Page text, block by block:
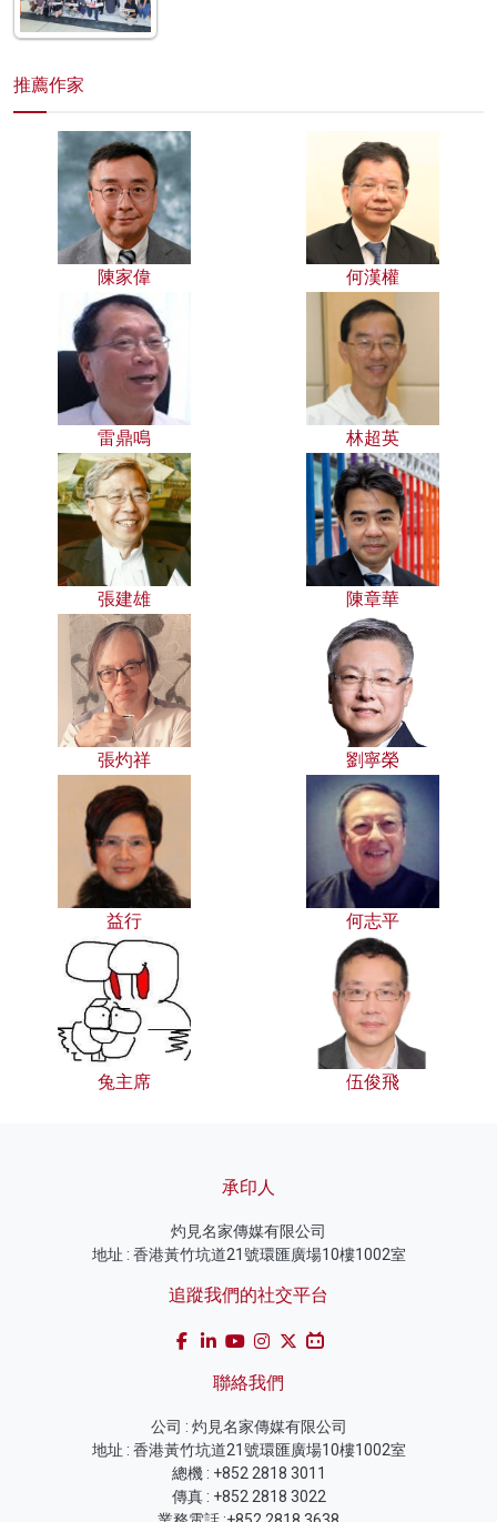
推薦作家
陳家偉 何漢權
雷鼎鳴 林超英
張建雄 陳章華
張灼祥 劉寧榮
益行 何志平
兔主席 伍俊飛
承印人
灼見名家傳媒有限公司
地址 : 香港黃竹坑道21號環匯廣場10樓1002室
追蹤我們的社交平台
聯絡我們
公司 : 灼見名家傳媒有限公司
地址 : 香港黃竹坑道21號環匯廣場10樓1002室
總機 : +852 2818 3011
傳真 : +852 2818 3022